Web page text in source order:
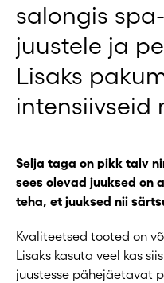
salongis
juustele ja
Lisaks
intensiivseid
Selja taga on pikk talv
sees olevad juuksed on
teha, et juuksed nii
Kvaliteetsed tooted on
Lisaks kasuta veel kas
juustesse pähejäetavat